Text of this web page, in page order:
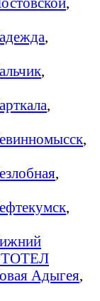
,
,
,
,
,
,
Адыгея,